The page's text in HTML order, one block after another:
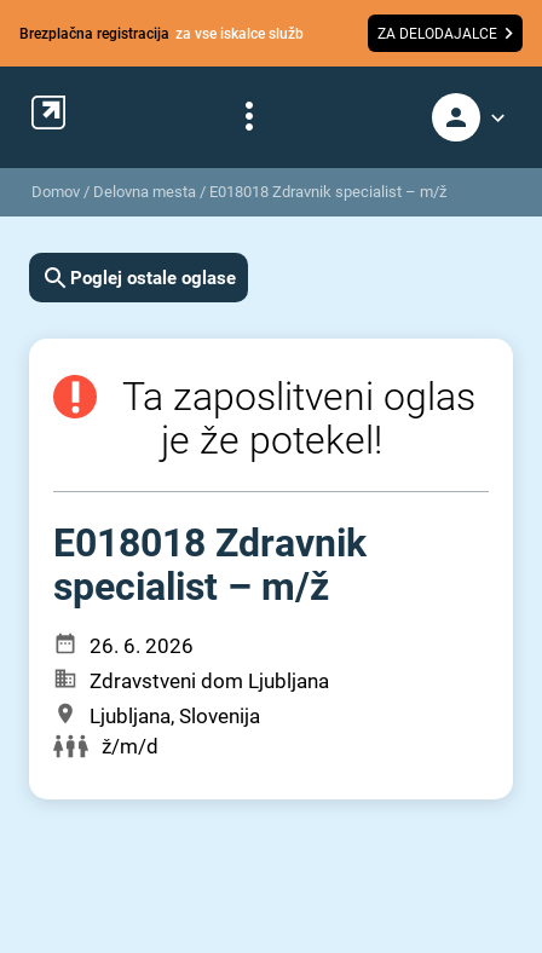
Brezplačna registracija za vse iskalce služb ZA DELODAJALCE
Domov / Delovna mesta / E018018 Zdravnik specialist – m/ž
Poglej ostale oglase
Ta zaposlitveni oglas
je že potekel!
E018018 Zdravnik
specialist – m⁠/⁠ž
26. 6. 2026
Zdravstveni dom Ljubljana
Ljubljana, Slovenija
ž/m/d